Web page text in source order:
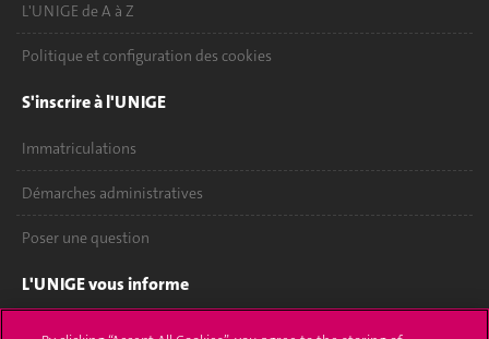
L'UNIGE de A à Z
Politique et configuration des cookies
S'inscrire à l'UNIGE
Immatriculations
Démarches administratives
Poser une question
L'UNIGE vous informe
UNIGE Mobile